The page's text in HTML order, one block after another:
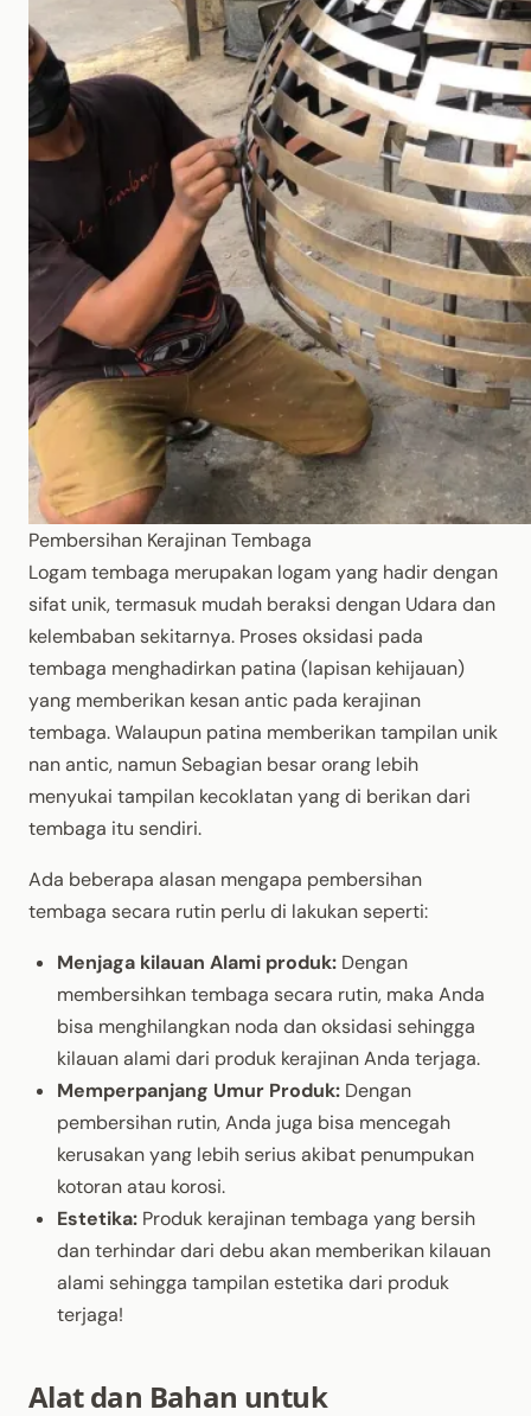
Pembersihan Kerajinan Tembaga
Logam tembaga merupakan logam yang hadir dengan
sifat unik, termasuk mudah beraksi dengan Udara dan
kelembaban sekitarnya. Proses oksidasi pada
tembaga menghadirkan patina (lapisan kehijauan)
yang memberikan kesan antic pada kerajinan
tembaga. Walaupun patina memberikan tampilan unik
nan antic, namun Sebagian besar orang lebih
menyukai tampilan kecoklatan yang di berikan dari
tembaga itu sendiri.
Ada beberapa alasan mengapa pembersihan
tembaga secara rutin perlu di lakukan seperti:
Menjaga kilauan Alami produk: Dengan
membersihkan tembaga secara rutin, maka Anda
bisa menghilangkan noda dan oksidasi sehingga
kilauan alami dari produk kerajinan Anda terjaga.
Memperpanjang Umur Produk: Dengan
pembersihan rutin, Anda juga bisa mencegah
kerusakan yang lebih serius akibat penumpukan
kotoran atau korosi.
Estetika: Produk kerajinan tembaga yang bersih
dan terhindar dari debu akan memberikan kilauan
alami sehingga tampilan estetika dari produk
terjaga!
Alat dan Bahan untuk